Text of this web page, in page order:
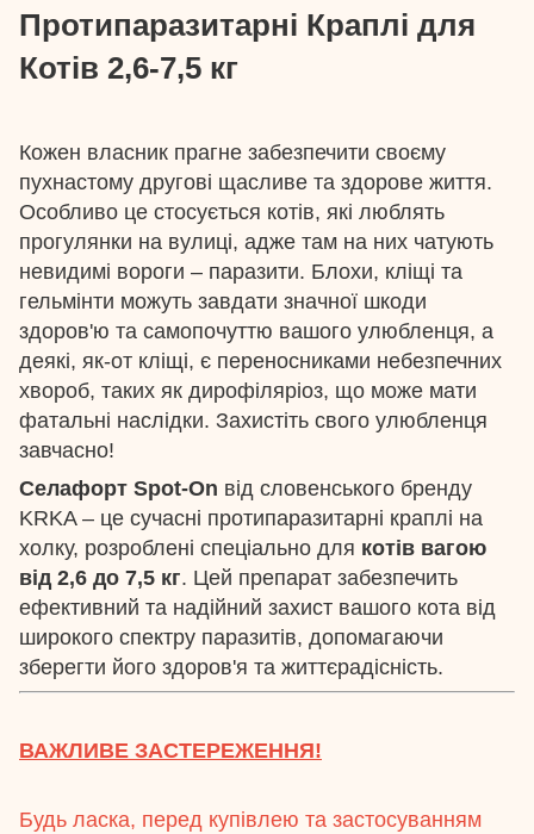
Протипаразитарні Краплі для
Котів 2,6-7,5 кг
Кожен власник прагне забезпечити своєму
пухнастому другові щасливе та здорове життя.
Особливо це стосується котів, які люблять
прогулянки на вулиці, адже там на них чатують
невидимі вороги – паразити. Блохи, кліщі та
гельмінти можуть завдати значної шкоди
здоров'ю та самопочуттю вашого улюбленця, а
деякі, як-от кліщі, є переносниками небезпечних
хвороб, таких як дирофіляріоз, що може мати
фатальні наслідки. Захистіть свого улюбленця
завчасно!
Селафорт Spot-On від словенського бренду
KRKA – це сучасні протипаразитарні краплі на
холку, розроблені спеціально для котів вагою
від 2,6 до 7,5 кг. Цей препарат забезпечить
ефективний та надійний захист вашого кота від
широкого спектру паразитів, допомагаючи
зберегти його здоров'я та життєрадісність.
ВАЖЛИВЕ ЗАСТЕРЕЖЕННЯ!
Будь ласка, перед купівлею та застосуванням